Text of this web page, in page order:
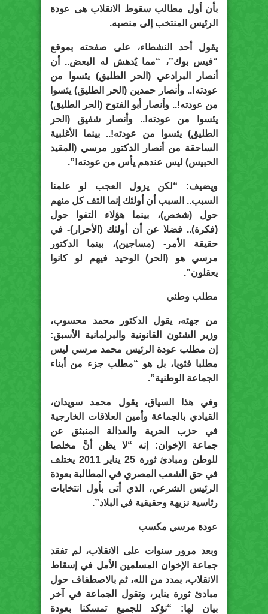
بأن أول مطالب سقوط الانقلاب هى عودة
الرئيس المنتخب إلى منصبه.
يقول أحد النشطاء، على صفحته بموقع
“فيس بوك”، “مما يُدهش له البعض.. أن
أنصار البرادعي (الحر الطليق) يئسوا من
عودته!.. وأنصار حمدين (الحر الطليق) يئسوا
من عودته!.. وأنصار أبو الفتوح (الحر الطليق)
يئسوا من عودته!.. وأنصار شفيق (الحر
الطليق) يئسوا من عودته!.. بينما الأغلبية
الساحقة من أنصار الدكتور مرسي (المقيد
الحبيس) ليس عندهم يأس من عودته!”.
ويضيف: “لكن يزول العجب لو علمنا
السبب.. السبب أن أولئك إنما التف كل منهم
حول (شخص)، بينما هؤلاء التفوا حول
(فكرة).. فضلا عن أن أولئك (الأحرار)- في
حقيقة الأمر- (مساجين)، بينما الدكتور
مرسي هو (الحر) الوحيد فيهم لو كانوا
يعقلون”.
مطلب وطني
من جهته، يقول الدكتور محمد محسوب،
وزير الشئون القانونية والبرلمانية الأسبق:
إن مطلب عودة الرئيس محمد مرسي ليس
مطلبا فئويا، بل هو “مطلب جزء من أبناء
الجماعة الوطنية”.
وفي هذا السياق، يقول محمد سويدان،
القيادي بالجماعة وأمين العلاقات الخارجية
في حزب الحرية والعدالة المنبثق عن
جماعة الإخوان: إنه “لا يظن أنَّ مخلصا
للوطن ومبادئ ثورة 25 يناير 2011 يختلف
في حق الشعب المصري في المطالبة بعودة
الرئيس الشرعي، الذي أتى بأول انتخابات
رئاسية نزيهة وحقيقية في البلاد”.
عودة مرسي مكسب
وبعد مرور سنوات على الانقلاب، لم تفقد
جماعة الإخوان المسلمين الأمل في إسقاط
الانقلاب، بمدد من الله، ثم بالاصطفاف حول
مبادئ ثورة يناير، وتقول الجماعة في آخر
بيان لها: “نؤكد للجميع تمسكنا بعودة